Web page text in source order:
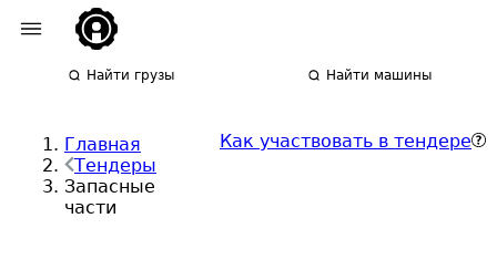
Найти грузы Найти машины
Главная
Тендеры
Запасные
части
Как участвовать в тендере